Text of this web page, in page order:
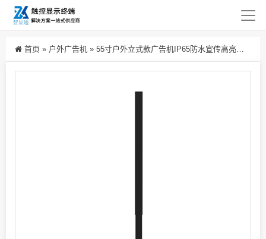
首页 » 户外广告机 » 55寸户外立式款广告机IP65防水宣传高亮室外电子广告屏生产厂家批发